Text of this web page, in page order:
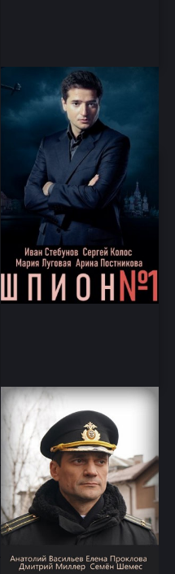
Шпион №1 (2020)
Детектив, Приключение,
Криминал
Андреевский флаг
драма, приключения
14 15 16 17 18
20